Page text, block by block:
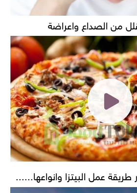
من الصداع واعراضة
عمل البيتزا وانواعها......